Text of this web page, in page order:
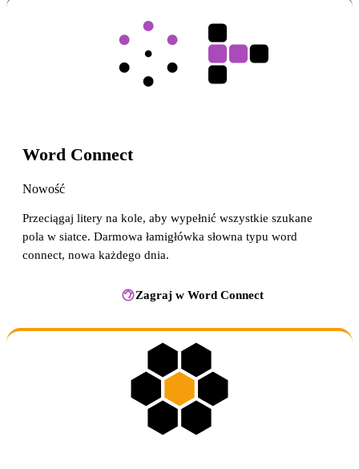
Word Connect
Nowość
Przeciągaj litery na kole, aby wypełnić wszystkie szukane
pola w siatce. Darmowa łamigłówka słowna typu word
connect, nowa każdego dnia.
Zagraj w Word Connect